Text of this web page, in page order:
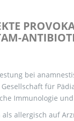
bei
für
Immunologie
allergisch auf